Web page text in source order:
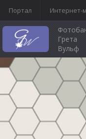
Портал Интернет-
Грета
Вульф